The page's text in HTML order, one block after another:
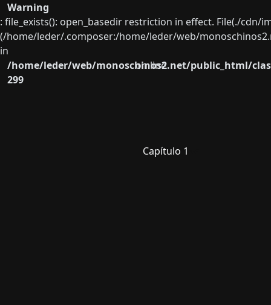
Warning
: file_exists(): open_basedir restriction in effect. File(./
(/home/leder/.composer:/home/leder/web/
in
/home/leder/web/monoschinos2.net/public_html/
on line
299
Capítulo 1